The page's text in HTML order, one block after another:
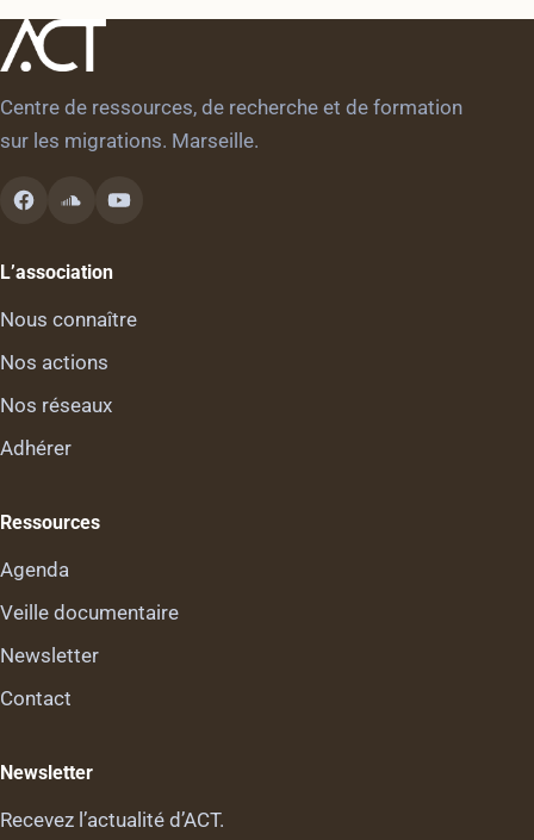
Centre de ressources, de recherche et de formation
sur les migrations. Marseille.
L’association
Nous connaître
Nos actions
Nos réseaux
Adhérer
Ressources
Agenda
Veille documentaire
Newsletter
Contact
Newsletter
Recevez l’actualité d’ACT.